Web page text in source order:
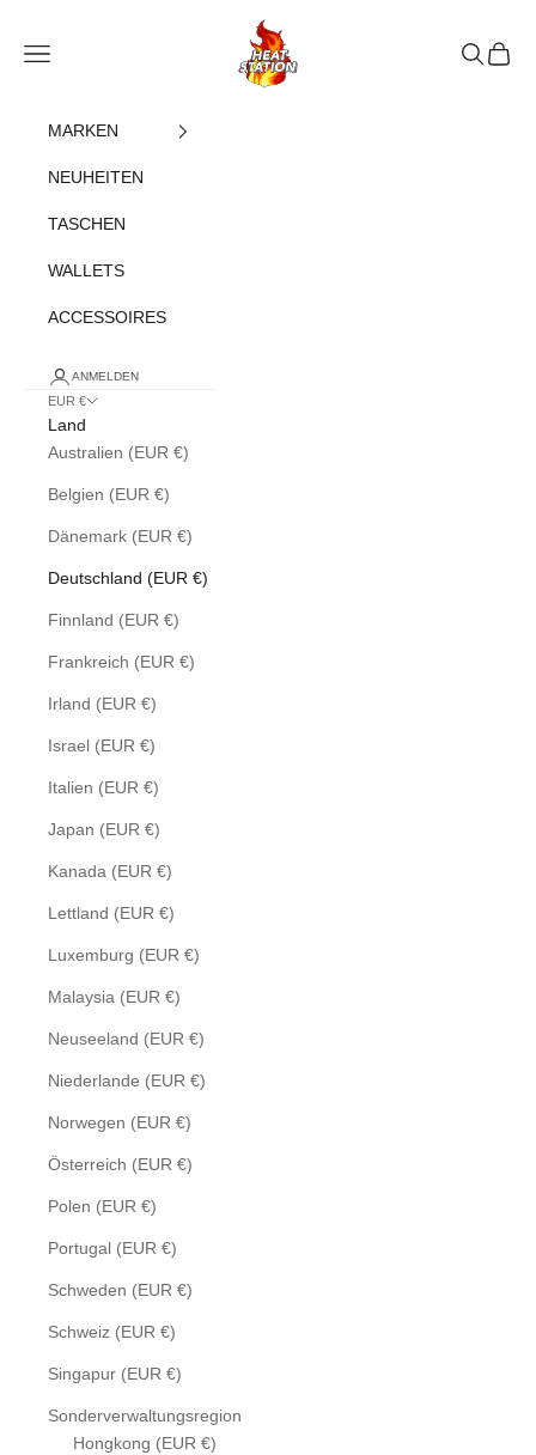
heatstation
Navigationsmenü öffnen
Suche
MARKEN
NEUHEITEN
TASCHEN
WALLETS
ACCESSOIRES
ANMELDEN
EUR €
Land
Australien (EUR €)
Belgien (EUR €)
Dänemark (EUR €)
Deutschland (EUR €)
Finnland (EUR €)
Frankreich (EUR €)
Irland (EUR €)
Israel (EUR €)
Italien (EUR €)
Japan (EUR €)
Kanada (EUR €)
Lettland (EUR €)
Luxemburg (EUR €)
Malaysia (EUR €)
Neuseeland (EUR €)
Niederlande (EUR €)
Norwegen (EUR €)
Österreich (EUR €)
Polen (EUR €)
Portugal (EUR €)
Schweden (EUR €)
Schweiz (EUR €)
Singapur (EUR €)
Sonderverwaltungsregion
Hongkong (EUR €)